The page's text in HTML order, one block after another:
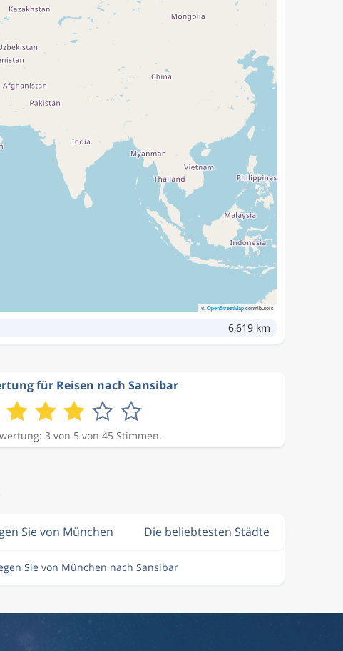
©OpenStreetMapcontributors
6,619 km
für Reisen nach Sansibar
3 von 5 von 45 Stimmen.
Sie von München Die beliebtesten Städte
Sie von München nach Sansibar